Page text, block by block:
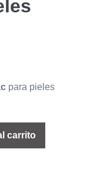
para pieles
carrito